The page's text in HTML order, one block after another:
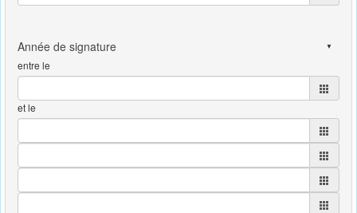
entre le
et le